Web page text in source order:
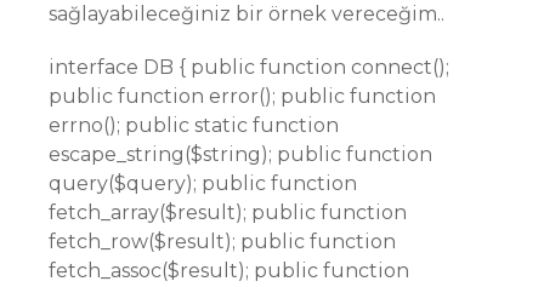
sağlayabileceğiniz bir örnek vereceğim..
interface DB { public function connect();
public function error(); public function
errno(); public static function
escape_string($string); public function
query($query); public function
fetch_array($result); public function
fetch_row($result); public function
fetch_assoc($result); public function